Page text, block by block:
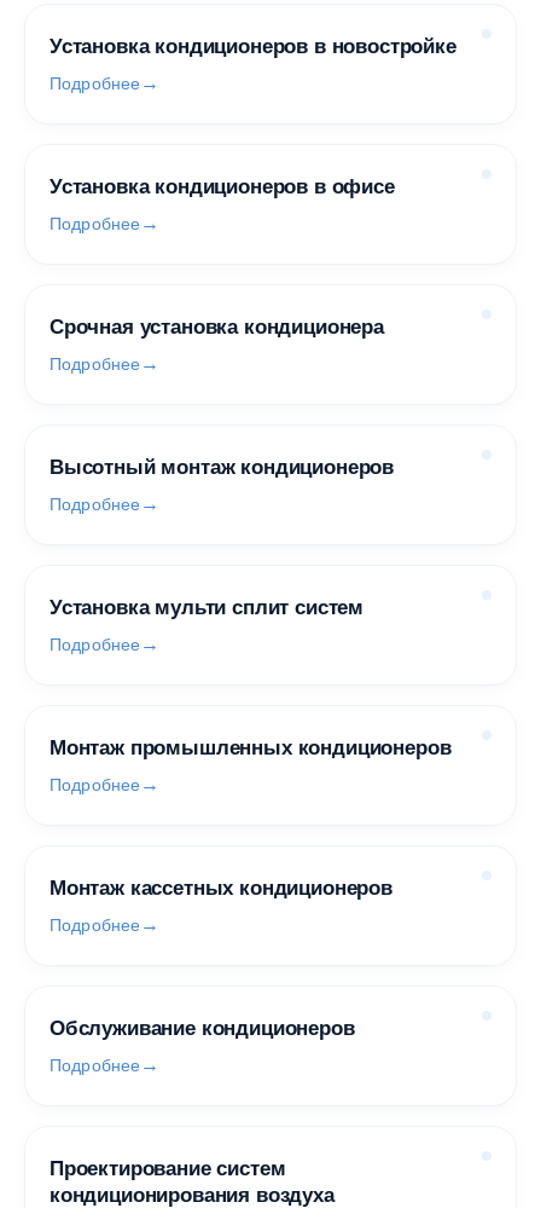
Установка кондиционеров в новостройке
Подробнее
Установка кондиционеров в офисе
Подробнее
Срочная установка кондиционера
Подробнее
Высотный монтаж кондиционеров
Подробнее
Установка мульти сплит систем
Подробнее
Монтаж промышленных кондиционеров
Подробнее
Монтаж кассетных кондиционеров
Подробнее
Обслуживание кондиционеров
Подробнее
Проектирование систем
кондиционирования воздуха